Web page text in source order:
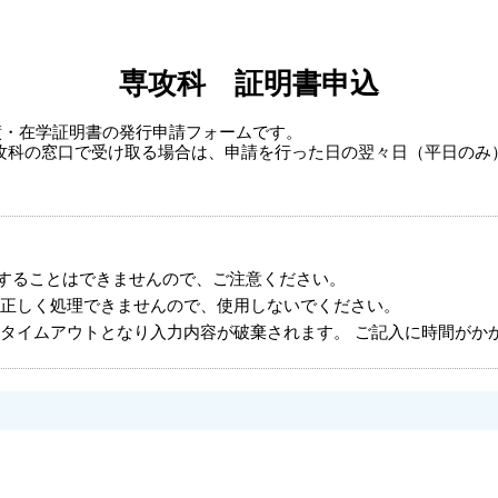
専攻科 証明書申込
在学証明書の発行申請フォームです。
の窓口で受け取る場合は、申請を行った日の翌々日（平日のみ
ることはできませんので、ご注意ください。
しく処理できませんので、使用しないでください。
イムアウトとなり入力内容が破棄されます。 ご記入に時間がか